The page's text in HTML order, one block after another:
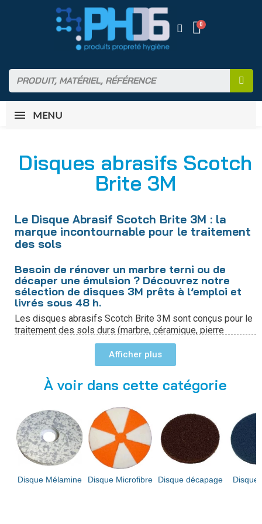
MENU
Disques abrasifs Scotch
Brite 3M
Le Disque Abrasif Scotch Brite 3M : la
marque incontournable pour le traitement
des sols
Besoin de rénover un marbre terni ou de
décaper une émulsion ? Découvrez notre
sélection de disques 3M prêts à l’emploi et
livrés sous 48 h.
Les disques abrasifs Scotch Brite 3M sont conçus pour le
traitement des sols durs (marbre, céramique, pierre
calcaire, grès, terre cuite, parquet) et sols souples
Décapage, ponçage, polissage, cristallisation
et lustrage avec les disques abrasifs 3M
Grâce à leurs caractéristiques techniques spécifiques, les
disques abrasifs 3M permettent de travailler différentes
surfaces en fonction de vos besoins :
Décapage :Le décapage des sols avec des disques
abrasifs 3M se fait généralement à l'aide d'une
monobrosse professionnelle. Le disque est fixé à la
Afficher
À voir dans cette catégorie
Disque Mélamine Disque Microfibre Disque décapage Disque